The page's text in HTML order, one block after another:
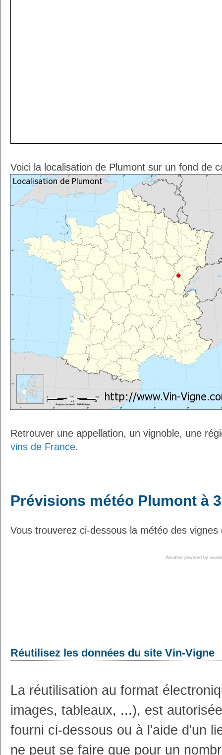
Voici la localisation de Plumont sur un fond de
Retrouver une appellation, un vignoble, une
vins de France.
Prévisions météo Plumont à
Vous trouverez ci-dessous la météo des
Weather powered by
Réutilisez les données du site Vin-Vigne
La réutilisation au format
images, tableaux, ...), est
fourni ci-dessous ou à l'aide d'un
ne peut se faire que pour un